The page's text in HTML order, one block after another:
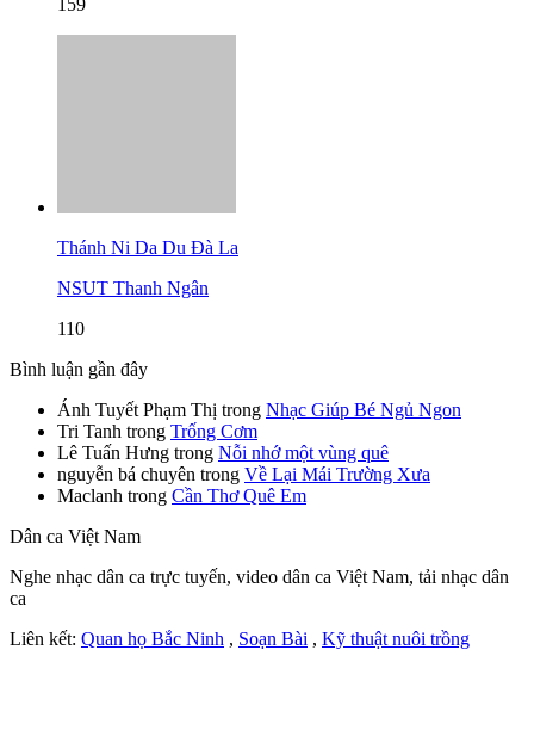
159
Thánh Ni Da Du Đà La
NSUT Thanh Ngân
110
Bình luận gần đây
Ánh Tuyết Phạm Thị trong Nhạc Giúp Bé Ngủ Ngon
Tri Tanh trong Trống Cơm
Lê Tuấn Hưng trong Nỗi nhớ một vùng quê
nguyễn bá chuyên trong Về Lại Mái Trường Xưa
Maclanh trong Cần Thơ Quê Em
Dân ca Việt Nam
Nghe nhạc dân ca trực tuyến, video dân ca Việt Nam, tải nhạc dân
ca
Liên kết: Quan họ Bắc Ninh , Soạn Bài , Kỹ thuật nuôi trồng